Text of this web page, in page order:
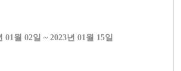
월 02일 ~ 2023년 01월 15일​